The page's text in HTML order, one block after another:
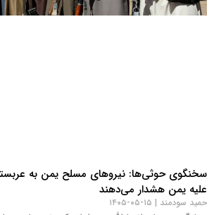
سخنگوی حوثی‌ها: نیروهای مسلح یمن به
علیه یمن هشدار می‌دهند
حمید سودمند ۱۵-۰۵-۱۴۰۵